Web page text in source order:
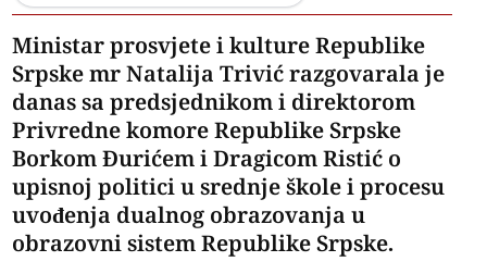
Ministar prosvjete i kulture Republike
Srpske mr Natalija Trivić razgovarala je
danas sa predsjednikom i direktorom
Privredne komore Republike Srpske
Borkom Đurićem i Dragicom Ristić o
upisnoj politici u srednje škole i procesu
uvođenja dualnog obrazovanja u
obrazovni sistem Republike Srpske.